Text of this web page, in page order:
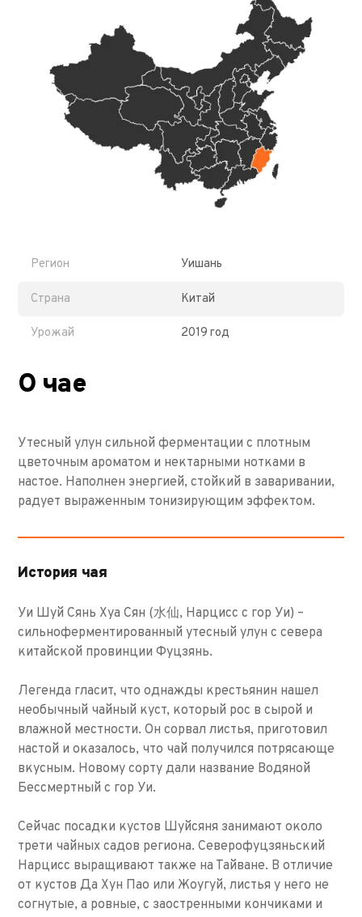
Регион Уишань
Страна Китай
Урожай 2019 год
О чае
Утесный улун сильной ферментации с плотным
цветочным ароматом и нектарными нотками в
настое. Наполнен энергией, стойкий в заваривании,
радует выраженным тонизирующим эффектом.
История чая
Уи Шуй Сянь Хуа Сян (水仙, Нарцисс с гор Уи) –
сильноферментированный утесный улун с севера
китайской провинции Фуцзянь.
Легенда гласит, что однажды крестьянин нашел
необычный чайный куст, который рос в сырой и
влажной местности. Он сорвал листья, приготовил
настой и оказалось, что чай получился потрясающе
вкусным. Новому сорту дали название Водяной
Бессмертный с гор Уи.
Сейчас посадки кустов Шуйсяня занимают около
трети чайных садов региона. Северофуцзяньский
Нарцисс выращивают также на Тайване. В отличие
от кустов Да Хун Пао или Жоугуй, листья у него не
согнутые, а ровные, с заостренными кончиками и